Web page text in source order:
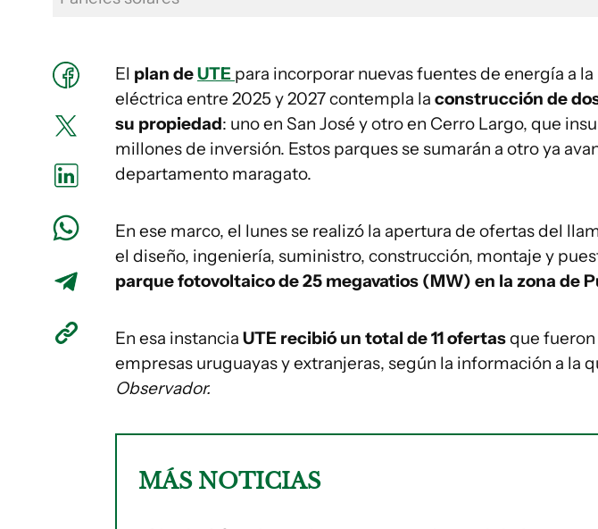
El plan deUTE para incorporar nuevas fuentes de energía a
eléctrica entre 2025 y 2027 contempla la construcción de
su propiedad: uno en San José y otro en Cerro Largo, que
millones de inversión. Estos parques se sumarán a otro ya
departamento maragato.
En ese marco, el lunes se realizó la apertura de ofertas del
el diseño, ingeniería, suministro, construcción, montaje y
parque fotovoltaico de 25 megavatios (MW) en la zona de
En esa instancia UTE recibió un total de 11 ofertasque
empresas uruguayas y extranjeras, según la información a la
Observador.
MÁS NOTICIAS